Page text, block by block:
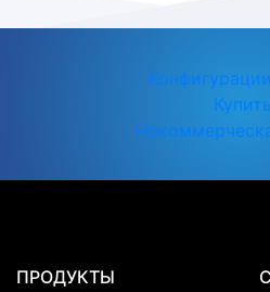
Купить
ПРОДУКТЫ